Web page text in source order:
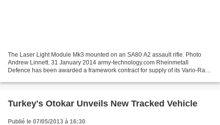
The Laser Light Module Mk3 mounted on an SA80 A2 assault rifle. Photo
Andrew Linnett. 31 January 2014 army-technology.com Rheinmetall
Defence has been awarded a framework contract for supply of its Vario-Ray
Turkey's Otokar Unveils New Tracked Vehicle
Publié le 07/05/2013 à 16:30